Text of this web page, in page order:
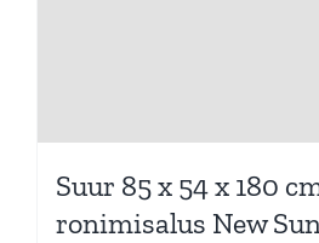
Suur 85 x 54 x 180
ronimisalus New